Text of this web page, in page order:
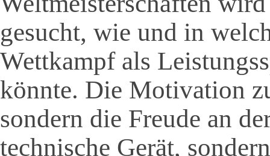
gesucht, wie und in
Wettkampf als
könnte. Die Motivation
sondern die Freude an
technische Gerät,